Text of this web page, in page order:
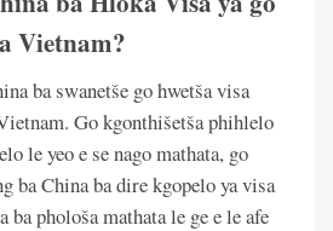
Vietnam?
ba swanetše go hwetša visa
Go kgonthišetša phihlelo
le yeo e se nago mathata, go
ba China ba dire kgopelo ya visa
ba phološa mathata le ge e le afe